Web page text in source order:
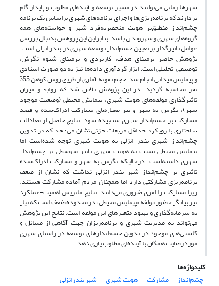
شهرها زمانی می‌توانند در مسیر توسعه و آینده‌ای مطلوب و پایدار گام
بردارند که برنامه‌ریزی‌ها و اجرای برنامه‌های شهری براساس یک برنامه
چشم‌انداز منطبق‌بر هویت منحصر‌به‌فرد شهر و خواسته‌های همه
گروه‌های شهری و شهروندان باشد. بنابراین این پژوهش بدنبال بررسی
عوامل تاثیرگذار بر تعیین چشم‌انداز توسعه شهری در بندر انزلی است.
پژوهش حاضر برمبنای هدف، کاربردی و برمبنای شیوه نگرش،
توصیفی-تحلیلی است. ابزار گردآوری داده‌ها نیز به دو صورت اسنادی
و پیمایش میدانی انجام شد. حجم نمونه آماری از طریق روش کوهن 355
نفر محاسبه گردید. در این پژوهش تلاش شد که روابط و میزان
تاثیرگذاری مولفه‌های هویت شهری، پیمایش محیطی (وضعیت موجود
شهر)، نگرش به شهر و نیز معیارهای مشارکت ادراک‌شده و قصد
مشارکت بر چشم‌انداز شهری سنجیده شود. نتایج حاصل از معادلات
ساختاری با رویکرد حداقل مربعات جزئی نشان می‌دهد که در تدوین
چشم‌انداز شهری بندر انزلی به هویت شهری توجه شده‌است اما
پیمایش محیطی نسبت به هویت شهری تاثیر متوسطی بر چشم‌انداز
شهری داشته‌است. درحالیکه نگرش به شهر و مشارکت ادراک‌شده
تاثیری بر چشم‌انداز شهر بندر انزلی نداشت که نشان از ضعف
برنامه‌ریزی مشارکتی دارد اما همچنان مردم آماده مشارکت هستند.
زیرا مشارکت را امری ضروری می‌دانند. نتایج ماتریس اهمیت-عملکرد
نیز بیانگر حضور مولفه «پیمایش محیطی» در محدوده ضعف است که نیاز
به سرمایه‌گذاری و بهبود متغیرهای این مولفه است. نتایج این پژوهش
می‌تواند به مدیریت شهری و برنامه‌ریزان جهت آگاهی از مسائل و
کاستی‌های موجود در تدوین چشم‌اندازهای توسعه در راستای شهری
موردرضایت همگان با آینده‌ای مطلوب یاری دهد.
کلیدواژه‌ها
چشم‌انداز
مشارکت هویت شهری شهر بندرانزلی